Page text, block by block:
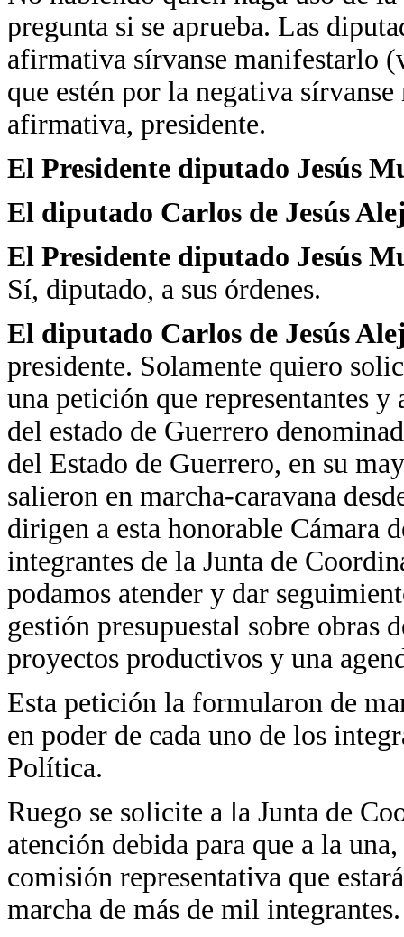
pregunta si se aprueba. Las
afirmativa sírvanse manifestarlo
que estén por la negativa
afirmativa, presidente.
El Presidente diputado Jesús
El diputado Carlos de Jesús
El Presidente diputado Jesús
Sí, diputado, a sus órdenes.
El diputado Carlos de Jesús
presidente. Solamente quiero
una petición que representantes
del estado de Guerrero
del Estado de Guerrero, en su
salieron en marcha-caravana
dirigen a esta honorable Cámara
integrantes de la Junta de
podamos atender y dar
gestión presupuestal sobre obras
proyectos productivos y una
Esta petición la formularon de
en poder de cada uno de los
Política.
Ruego se solicite a la Junta de
atención debida para que a la
comisión representativa que
marcha de más de mil integrantes.